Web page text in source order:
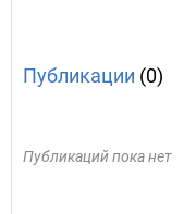
Публикации (0)
Публикаций пока нет